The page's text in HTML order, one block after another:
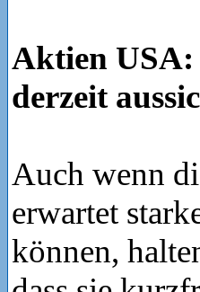
Aktien USA:
derzeit
Auch wenn
erwartet
können,